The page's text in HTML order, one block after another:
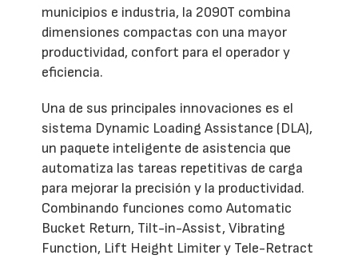
municipios e industria, la 2090T combina
dimensiones compactas con una mayor
productividad, confort para el operador y
eficiencia.
Una de sus principales innovaciones es el
sistema Dynamic Loading Assistance (DLA),
un paquete inteligente de asistencia que
automatiza las tareas repetitivas de carga
para mejorar la precisión y la productividad.
Combinando funciones como Automatic
Bucket Return, Tilt-in-Assist, Vibrating
Function, Lift Height Limiter y Tele-Retract